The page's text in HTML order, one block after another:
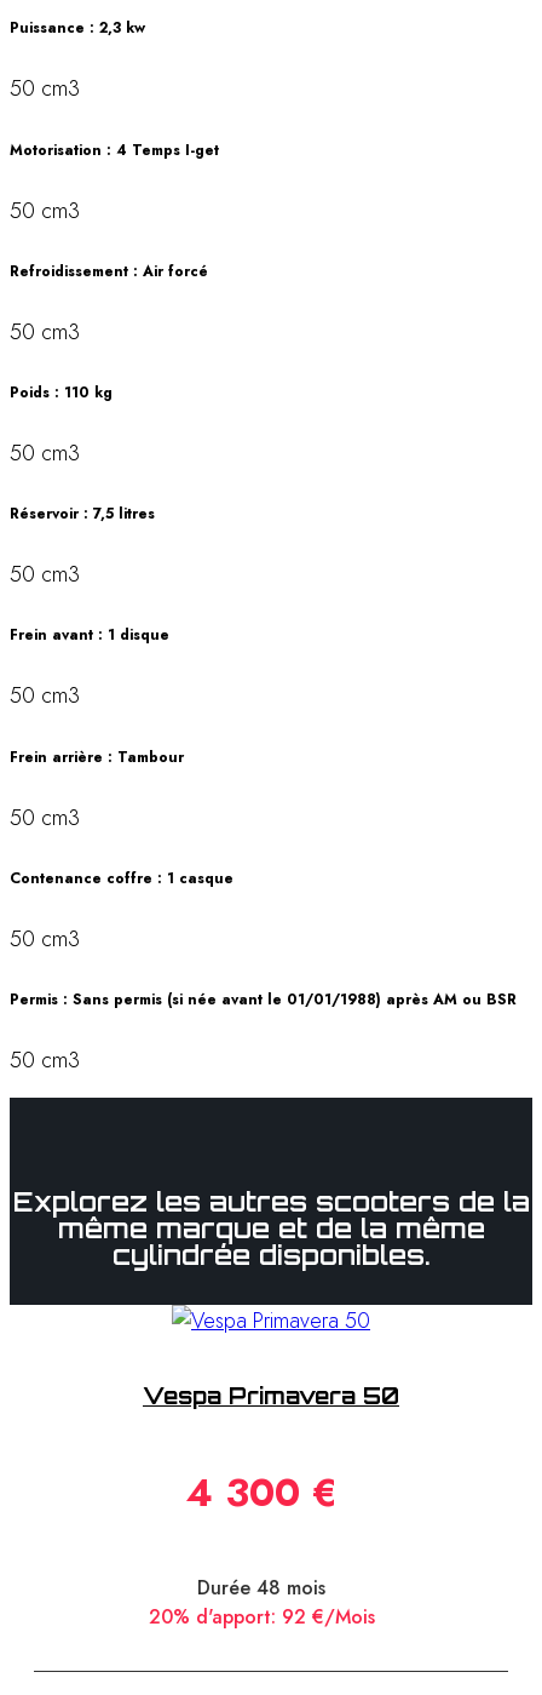
Puissance : 2,3 kw
50 cm3
Motorisation : 4 Temps I-get
50 cm3
Refroidissement : Air forcé
50 cm3
Poids : 110 kg
50 cm3
Réservoir : 7,5 litres
50 cm3
Frein avant : 1 disque
50 cm3
Frein arrière : Tambour
50 cm3
Contenance coffre : 1 casque
50 cm3
Permis : Sans permis (si née avant le 01/01/1988) après AM ou BSR
50 cm3
Explorez les autres scooters de la
même marque et de la même
cylindrée disponibles.
Vespa Primavera 50
4 300 €
Durée 48 mois
20% d'apport: 92 €/Mois